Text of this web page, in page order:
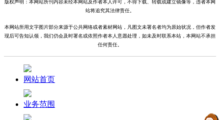
版权声明：本网站所刊内容未经本网站及作者本人许可，不得下载、转载或建立镜像等，违者本网
站将追究其法律责任。
本网站所用文字图片部分来源于公共网络或者素材网站，凡图文未署名者均为原始状况，但作者发
现后可告知认领，我们仍会及时署名或依照作者本人意愿处理，如未及时联系本站，本网站不承担
任何责任。
网站首页
业务范围